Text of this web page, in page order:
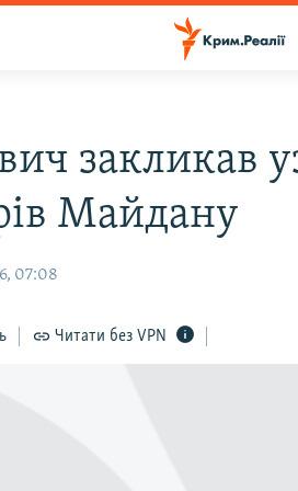
закликав
Майдану
07:08
Читати без VPN